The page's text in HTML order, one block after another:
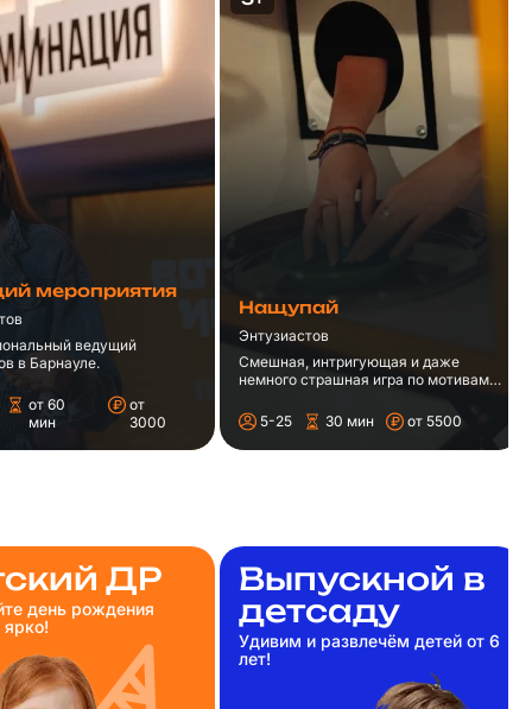
мероприятия
ведущий
в Барнауле.
от 60
мин
от
3000
Нащупай
Энтузиастов
Смешная, интригующая и даже
немного страшная игра по мотивам
Барнауле.
5-25 30 мин от 5500
ДР
день рождения
ярко!
Выпускной в
детсаду
Удивим и развлечём детей от 6
лет!